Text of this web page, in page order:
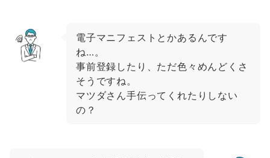
電子マニフェストとかあるんです
ね…。
事前登録したり、ただ色々めんどくさ
そうですね。
マツダさん手伝ってくれたりしない
の？